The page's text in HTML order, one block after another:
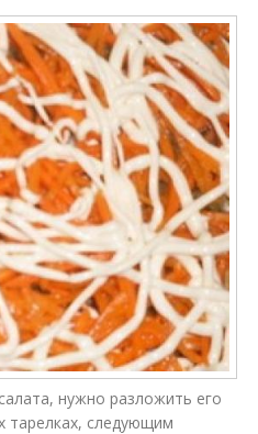
нужно разложить его
тарелках, следующим